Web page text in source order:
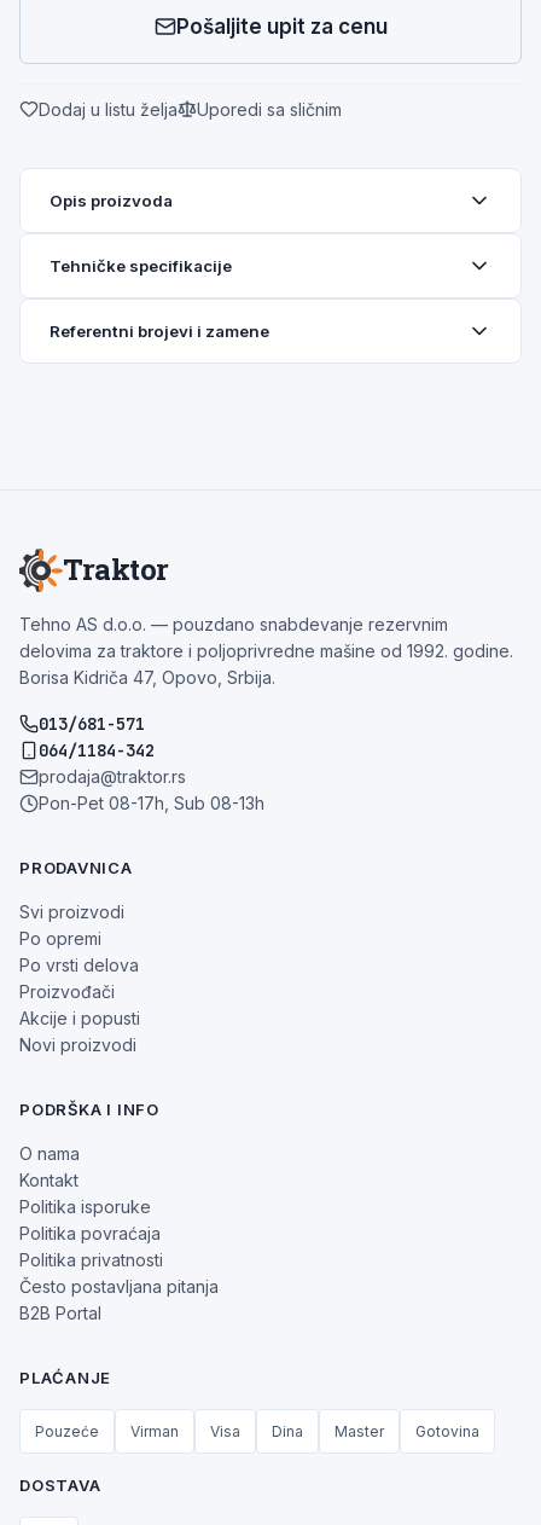
Pošaljite upit za cenu
Dodaj u listu želja Uporedi sa sličnim
Opis proizvoda
Tehničke specifikacije
Referentni brojevi i zamene
Traktor
Tehno AS d.o.o. — pouzdano snabdevanje rezervnim
delovima za traktore i poljoprivredne mašine od 1992. godine.
Borisa Kidriča 47, Opovo, Srbija.
013/681-571
064/1184-342
prodaja@traktor.rs
Pon-Pet 08-17h, Sub 08-13h
PRODAVNICA
Svi proizvodi
Po opremi
Po vrsti delova
Proizvođači
Akcije i popusti
Novi proizvodi
PODRŠKA I INFO
O nama
Kontakt
Politika isporuke
Politika povraćaja
Politika privatnosti
Često postavljana pitanja
B2B Portal
PLAĆANJE
Pouzeće Virman Visa Dina Master Gotovina
DOSTAVA